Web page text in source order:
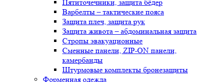
Пятиточечники, защита бёдер
Варбелты – тактические пояса
Защита плеч, защита рук
Защита живота – абдоминальная защита
Стропы эвакуационные
Сменные панели, ZIP-ON панели,
камербанды
Штурмовые комплекты бронезащиты
Форменная одежда